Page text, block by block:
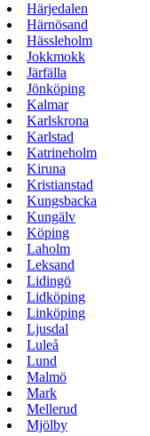
Härjedalen
Härnösand
Hässleholm
Jokkmokk
Järfälla
Jönköping
Kalmar
Karlskrona
Karlstad
Katrineholm
Kiruna
Kristianstad
Kungsbacka
Kungälv
Köping
Laholm
Leksand
Lidingö
Lidköping
Linköping
Ljusdal
Luleå
Lund
Malmö
Mark
Mellerud
Mjölby